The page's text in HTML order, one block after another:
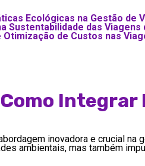
Ecológicas na Gestão de
Sustentabilidade das
de Custos nas
Integrar
inovadora e crucial
ambientais, mas também